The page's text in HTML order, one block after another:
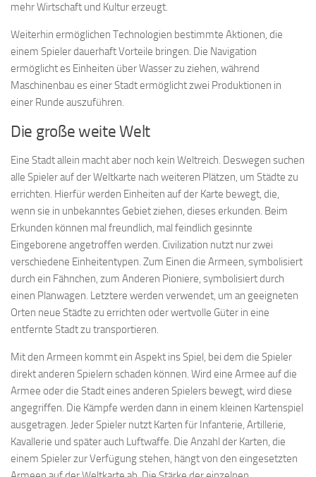
mehr Wirtschaft und Kultur erzeugt.
Weiterhin ermöglichen Technologien bestimmte Aktionen, die
einem Spieler dauerhaft Vorteile bringen. Die Navigation
ermöglicht es Einheiten über Wasser zu ziehen, während
Maschinenbau es einer Stadt ermöglicht zwei Produktionen in
einer Runde auszuführen.
Die große weite Welt
Eine Stadt allein macht aber noch kein Weltreich. Deswegen suchen
alle Spieler auf der Weltkarte nach weiteren Plätzen, um Städte zu
errichten. Hierfür werden Einheiten auf der Karte bewegt, die,
wenn sie in unbekanntes Gebiet ziehen, dieses erkunden. Beim
Erkunden können mal freundlich, mal feindlich gesinnte
Eingeborene angetroffen werden. Civilization nutzt nur zwei
verschiedene Einheitentypen. Zum Einen die Armeen, symbolisiert
durch ein Fähnchen, zum Anderen Pioniere, symbolisiert durch
einen Planwagen. Letztere werden verwendet, um an geeigneten
Orten neue Städte zu errichten oder wertvolle Güter in eine
entfernte Stadt zu transportieren.
Mit den Armeen kommt ein Aspekt ins Spiel, bei dem die Spieler
direkt anderen Spielern schaden können. Wird eine Armee auf die
Armee oder die Stadt eines anderen Spielers bewegt, wird diese
angegriffen. Die Kämpfe werden dann in einem kleinen Kartenspiel
ausgetragen. Jeder Spieler nutzt Karten für Infanterie, Artillerie,
Kavallerie und später auch Luftwaffe. Die Anzahl der Karten, die
einem Spieler zur Verfügung stehen, hängt von den eingesetzten